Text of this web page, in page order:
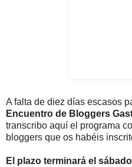
A falta de diez días escasos
Encuentro de Bloggers
transcribo aquí el programa
bloggers que os habéis
El plazo terminará el